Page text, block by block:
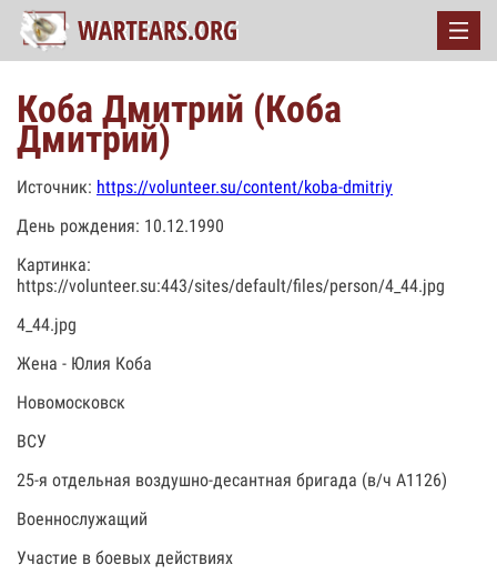
Коба Дмитрий (Коба
Дмитрий)
Источник: https://volunteer.su/content/koba-dmitriy
День рождения: 10.12.1990
Картинка:
https://volunteer.su:443/sites/default/files/person/4_44.jpg
4_44.jpg
Жена - Юлия Коба
Новомосковск
ВСУ
25-я отдельная воздушно-десантная бригада (в/ч А1126)
Военнослужащий
Участие в боевых действиях